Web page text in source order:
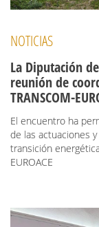
NOTICIAS
La Diputación
reunión de
TRANSCOM-
El encuentro ha
de las actuaciones
transición
EUROACE